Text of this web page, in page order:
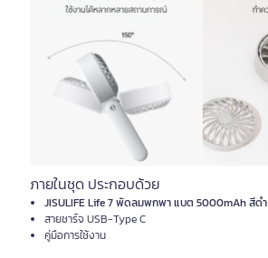
ภายในชุด ประกอบด้วย
JISULIFE Life 7 พัดลมพกพา แบต 5000mAh สีดำ
สายชาร์จ USB-Type C
คู่มือการใช้งาน